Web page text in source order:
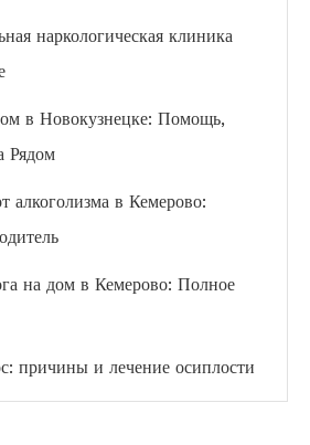
наркологическая клиника
в Новокузнецке: Помощь,
Рядом
алкоголизма в Кемерово:
на дом в Кемерово: Полное
причины и лечение осиплости